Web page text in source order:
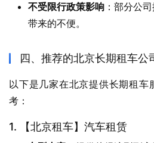
不受限行政策影响 ：部分公
带来的不便。
四、推荐的北京长期租车公
以下是几家在北京提供长期租车
考：
1. 【北京租车】汽车租赁